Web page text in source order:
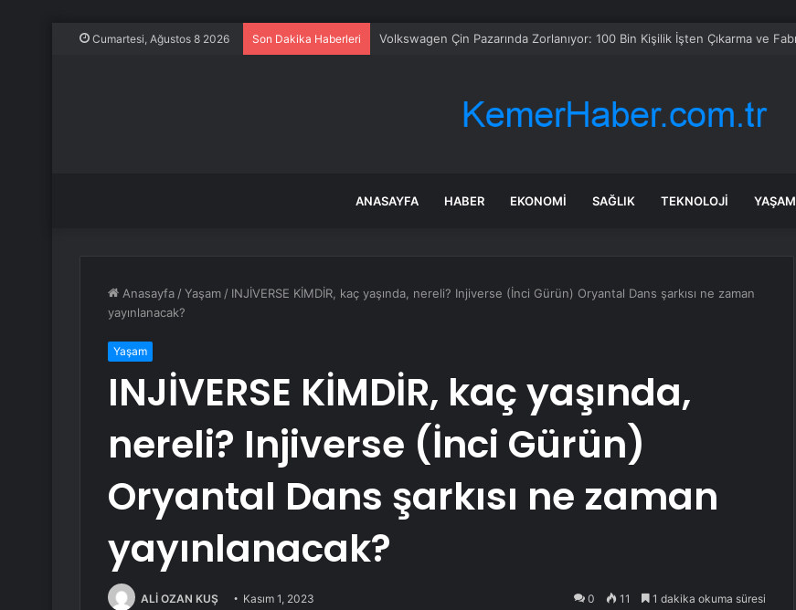
Cumartesi, Ağustos 8 2026 Son Dakika Haberleri İzmir Bornova’da ortak akıl buluşması
ANASAYFA HABER EKONOMI SAĞLIK TEKNOLOJI YAŞAM
Anasayfa /Yaşam / INJİVERSE KİMDİR, kaç yaşında, nereli? Injiverse (İnci Gürün) Oryantal Dans şarkısı ne zaman
yayınlanacak?
Yaşam
INJİVERSE KİMDİR, kaç yaşında,
nereli? Injiverse (İnci Gürün)
Oryantal Dans şarkısı ne zaman
yayınlanacak?
ALİ OZAN KUŞ Kasım 1, 2023 0 11 1 dakika okuma süresi